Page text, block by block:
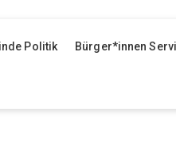
Politik Bürger*innen